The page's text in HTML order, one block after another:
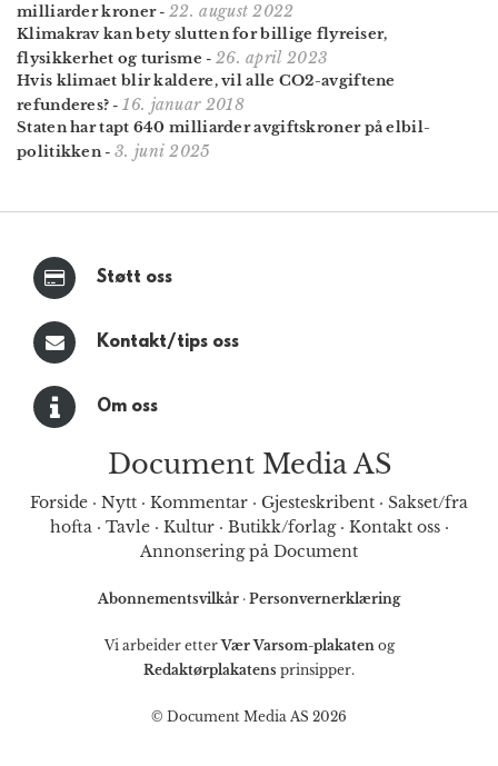
milliarder kroner-22. august 2022
Klimakrav kan bety slutten for billige flyreiser,
flysikkerhet og turisme - 26. april 2023
Hvis klimaet blir kaldere, vil alle CO2-avgiftene
refunderes? -16. januar 2018
Staten har tapt 640 milliarder avgiftskroner på elbil-
politikken- 3. juni 2025
Støtt oss
Kontakt/tips oss
Om oss
Document Media AS
Forside · Nytt · Kommentar · Gjesteskribent · Sakset/fra
hofta· Tavle· Kultur· Butikk/forlag· Kontakt oss·
Annonsering på Document
Abonnementsvilkår · Personvernerklæring
Vi arbeider etterVær Varsom-plakaten og
Redaktørplakatens prinsipper.
© Document Media AS 2026